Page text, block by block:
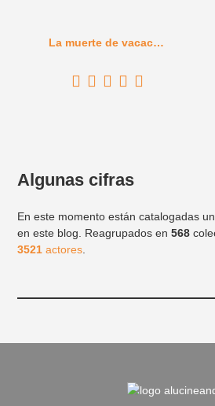
La muerte de vacaciones (1934)
Algunas cifras
En este momento están catalogadas
en este blog. Reagrupados en568
3521 actores